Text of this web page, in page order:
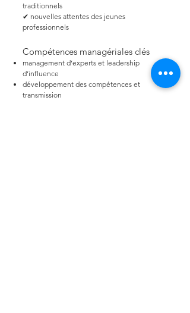
traditionnels
✔ nouvelles attentes des jeunes
professionnels
Compétences managériales clés
management d’experts et leadership
d’influence
développement des compétences et
transmission